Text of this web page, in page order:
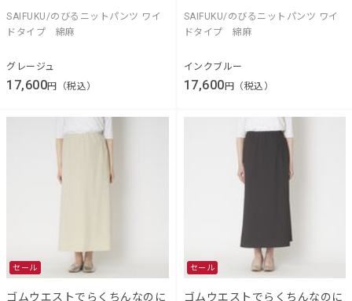
SAIFUKU/のびるニットパンツ ワイ
ドタイプ 綿麻
グレージュ
17,600円（税込）
SAIFUKU/のびるニットパンツ ワイ
ドタイプ 綿麻
インクブルー
17,600円（税込）
セール
ゴムウエストでらくちんなのに
セール
ゴムウエストでらくちんなのに